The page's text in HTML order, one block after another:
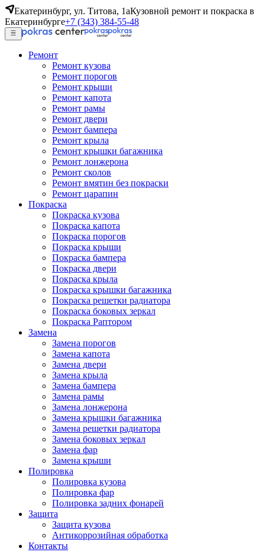
Екатеринбург, ул. Титова, 1аКузовной ремонт и покраска в
Екатеринбурге+7 (343) 384-55-48
Ремонт
Ремонт кузова
Ремонт порогов
Ремонт крыши
Ремонт капота
Ремонт рамы
Ремонт двери
Ремонт бампера
Ремонт крыла
Ремонт крышки багажника
Ремонт лонжерона
Ремонт сколов
Ремонт вмятин без покраски
Ремонт царапин
Покраска
Покраска кузова
Покраска капота
Покраска порогов
Покраска крыши
Покраска бампера
Покраска двери
Покраска крыла
Покраска крышки багажника
Покраска решетки радиатора
Покраска боковых зеркал
Покраска Раптором
Замена
Замена порогов
Замена капота
Замена двери
Замена крыла
Замена бампера
Замена рамы
Замена лонжерона
Замена крышки багажника
Замена решетки радиатора
Замена боковых зеркал
Замена фар
Замена крыши
Полировка
Полировка кузова
Полировка фар
Полировка задних фонарей
Защита
Защита кузова
Антикоррозийная обработка
Контакты